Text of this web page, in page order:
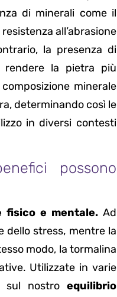
di minerali come il
all’abrasione
la presenza di
rendere la pietra più
minerale
determinando così le
in diversi contesti
possono
fisico e mentale. Ad
dello stress, mentre la
modo, la tormalina
Utilizzate in varie
sul nostro equilibrio